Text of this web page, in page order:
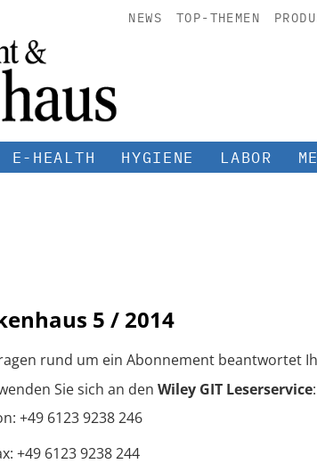
NEWS TOP-THEMEN
E-HEALTH HYGIENE LABOR
5 / 2014
rund um ein Abonnement beantwortet
Sie sich an den Wiley GIT Leserservice:
+49 6123 9238 246
+49 6123 9238 244